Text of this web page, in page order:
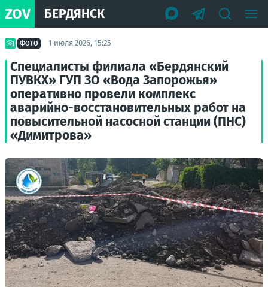
ZOV БЕРДЯНСК
ФОТО 1 июля 2026, 15:25
Специалисты филиала «Бердянский
ПУВКХ» ГУП ЗО «Вода Запорожья»
оперативно провели комплекс
аварийно-восстановительных работ на
повысительной насосной станции (ПНС)
«Димитрова»